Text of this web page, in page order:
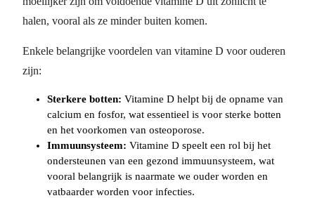
halen, vooral als ze minder buiten komen.
Enkele belangrijke voordelen van vitamine D voor ouderen
zijn:
Sterkere botten: Vitamine D helpt bij de opname van
calcium en fosfor, wat essentieel is voor sterke botten
en het voorkomen van osteoporose.
Immuunsysteem: Vitamine D speelt een rol bij het
ondersteunen van een gezond immuunsysteem, wat
vooral belangrijk is naarmate we ouder worden en
vatbaarder worden voor infecties.